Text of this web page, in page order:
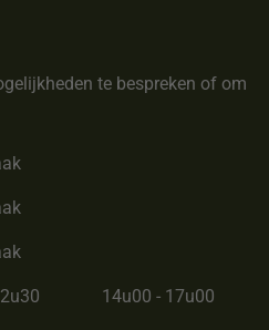
te bespreken of om
14u00 - 17u00